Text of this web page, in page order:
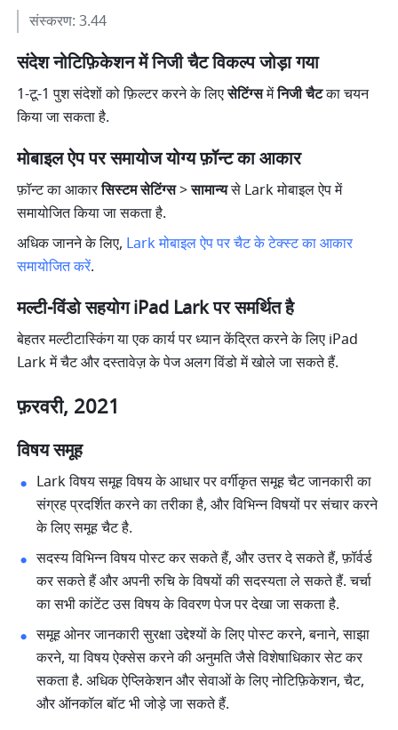
संस्करण: 3.44
संदेश नोटिफ़िकेशन में निजी चैट विकल्प जोड़ा गया
1-टू-1 पुश संदेशों को फ़िल्टर करने के लिए सेटिंग्स में निजी चैट का चयन
किया जा सकता है.
मोबाइल ऐप पर समायोज योग्य फ़ॉन्ट का आकार
फ़ॉन्ट का आकार सिस्टम सेटिंग्स > सामान्य से Lark मोबाइल ऐप में
समायोजित किया जा सकता है.
अधिक जानने के लिए, Lark मोबाइल ऐप पर चैट के टेक्स्ट का आकार
समायोजित करें.
मल्टी-विंडो सहयोग iPad Lark पर समर्थित है
बेहतर मल्टीटास्किंग या एक कार्य पर ध्यान केंद्रित करने के लिए iPad
Lark में चैट और दस्तावेज़ के पेज अलग विंडो में खोले जा सकते हैं.
फ़रवरी, 2021
विषय समूह
Lark विषय समूह विषय के आधार पर वर्गीकृत समूह चैट जानकारी का
संग्रह प्रदर्शित करने का तरीका है, और विभिन्न विषयों पर संचार करने
के लिए समूह चैट है.
सदस्य विभिन्न विषय पोस्ट कर सकते हैं, और उत्तर दे सकते हैं, फ़ॉर्वर्ड
कर सकते हैं और अपनी रुचि के विषयों की सदस्यता ले सकते हैं. चर्चा
का सभी कांटेंट उस विषय के विवरण पेज पर देखा जा सकता है.
समूह ओनर जानकारी सुरक्षा उद्देश्यों के लिए पोस्ट करने, बनाने, साझा
करने, या विषय ऐक्सेस करने की अनुमति जैसे विशेषाधिकार सेट कर
सकता है. अधिक ऐप्लिकेशन और सेवाओं के लिए नोटिफ़िकेशन, चैट,
और ऑनकॉल बॉट भी जोड़े जा सकते हैं.